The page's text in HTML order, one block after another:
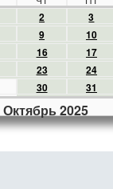
2 3
9 10
16 17
23 24
30 31
Октябрь 2025